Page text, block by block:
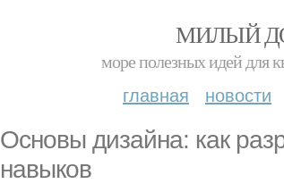
МИЛЫЙ
море полезных идей для
главная новости
Основы дизайна: как
навыков